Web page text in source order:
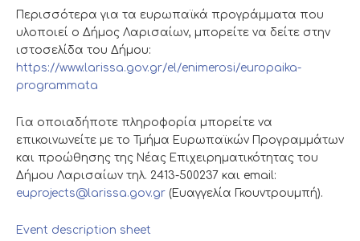
Περισσότερα για τα ευρωπαϊκά προγράμματα που
υλοποιεί ο Δήμος Λαρισαίων, μπορείτε να δείτε στην
ιστοσελίδα του Δήμου:
https://www.larissa.gov.gr/el/enimerosi/europaika-
programmata
Για οποιαδήποτε πληροφορία μπορείτε να
επικοινωνείτε με το Τμήμα Ευρωπαϊκών Προγραμμάτων
και προώθησης της Νέας Επιχειρηματικότητας του
Δήμου Λαρισαίων τηλ. 2413-500237 και email:
euprojects@larissa.gov.gr (Ευαγγελία Γκουντρουμπή).
Event description sheet